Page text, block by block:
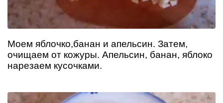
Моем яблочко,банан и апельсин. Затем,
очищаем от кожуры. Апельсин, банан, яблоко
нарезаем кусочками.